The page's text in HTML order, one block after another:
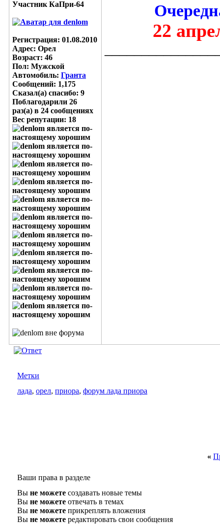
Участник КаПри-64
Регистрация: 01.08.2010
Адрес: Орел
Возраст: 46
Пол: Мужской
Автомобиль: Гранта
Сообщений: 1,175
Сказал(а) спасибо: 9
Поблагодарили 26
раз(а) в 24 сообщениях
Вес репутации: 18
22
Метки
лада, орел, приора, форум лада приора
«
Ваши права в разделе
Вы не можете создавать новые темы
Вы не можете отвечать в темах
Вы не можете прикреплять вложения
Вы не можете редактировать свои сообщения